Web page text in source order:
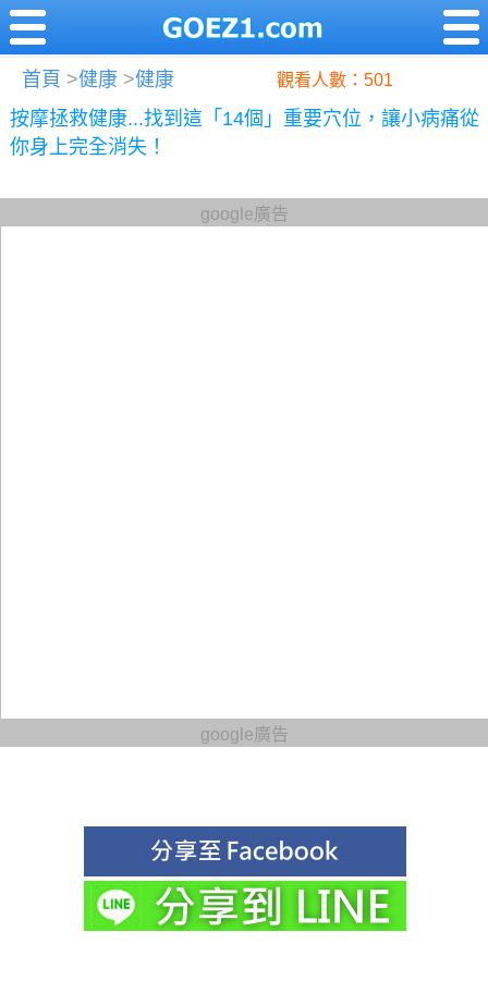
首頁 >健康 >健康 觀看人數：501
按摩拯救健康...找到這「14個」重要穴位，讓小病痛從
你身上完全消失！
google廣告
google廣告